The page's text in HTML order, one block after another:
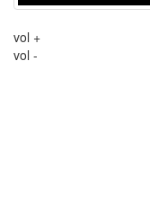
vol +
vol -